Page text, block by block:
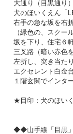
大通り（目黒通り
犬のほいくえん「
右手の急な坂を右
（緑色の、スクー
坂を下り、住宅６
三叉路（暗い赤色
左折し、突き当た
エクセレント白金
１階玄関でインタ
★目印：犬のほい
◆◆山手線「目黒